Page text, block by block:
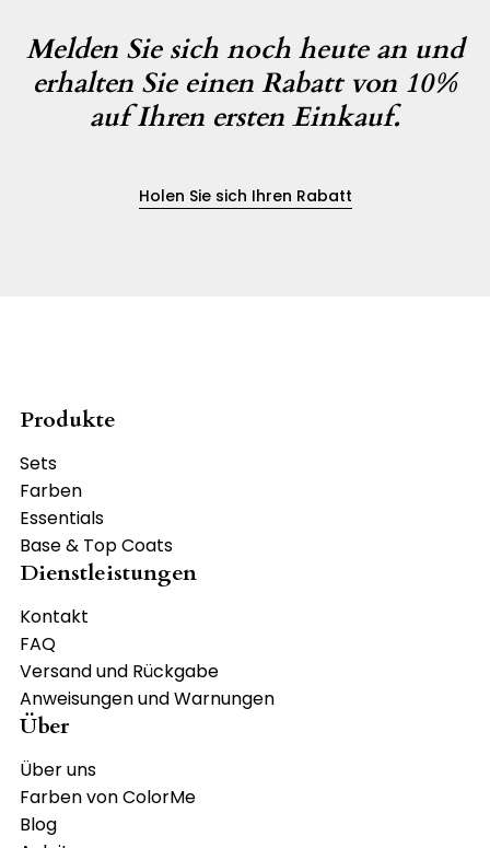
Melden Sie sich noch heute an und
erhalten Sie einen Rabatt von 10%
auf Ihren ersten Einkauf.
Holen Sie sich Ihren Rabatt
Produkte
Sets
Farben
Essentials
Base & Top Coats
Dienstleistungen
Kontakt
FAQ
Versand und Rückgabe
Anweisungen und Warnungen
Über
Über uns
Farben von ColorMe
Blog